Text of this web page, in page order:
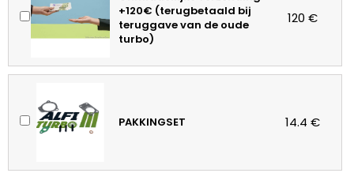
+120€ (terugbetaald bij
teruggave van de oude
turbo)
120 €
PAKKINGSET 14.4 €